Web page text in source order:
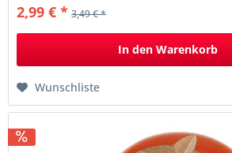
2,99 € * 3,49 € *
In den Warenkorb
Wunschliste